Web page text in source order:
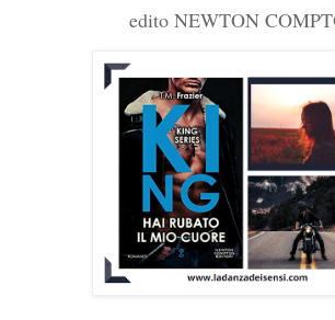
edito NEWTON